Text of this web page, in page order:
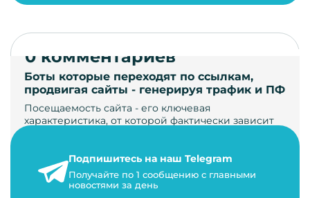
Боты которые переходят по ссылкам,
продвигая сайты - генерируя трафик и ПФ
Посещаемость сайта - его ключевая
характеристика, от которой фактически зависит
22 мая 2024 г.
9 минут на чтение
0 комментариев
Подпишитесь на наш Telegram
Получайте по 1 сообщению с главными
новостями за день